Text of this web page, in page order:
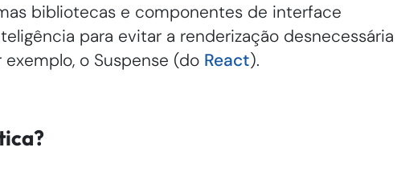
bibliotecas e componentes de interface
para evitar a renderização desnecessária
o Suspense (do React).